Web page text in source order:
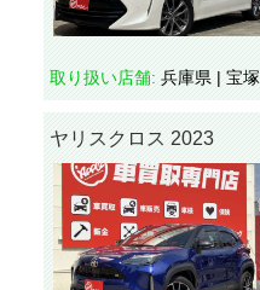
取り扱い店舗: 兵庫県 | 宝塚
ヤリスクロス 2023